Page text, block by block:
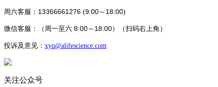
周六客服： 13366661276 (9:00～18:00)
微信客服： （ 周一至六 8:00～18:00）（扫码右上角）
投诉及意见： xyq@alifescience.com
关注公众号